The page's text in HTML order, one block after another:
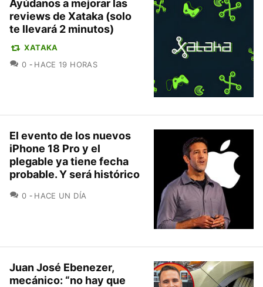
Ayúdanos a mejorar las
reviews de Xataka (solo
te llevará 2 minutos)
XATAKA
0 COMENTARIOS
HACE 19 HORAS
El evento de los nuevos
iPhone 18 Pro y el
plegable ya tiene fecha
probable. Y será histórico
0 COMENTARIOS
HACE UN DÍA
Juan José Ebenezer,
mecánico: “no hay que